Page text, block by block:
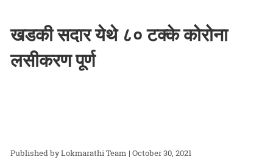
खडकी सदार येथे ८० टक्के कोरोना
लसीकरण पूर्ण
Lokmarathi Team | October 30, 2021